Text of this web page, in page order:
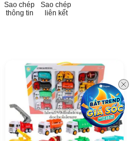
Sao chép
thông tin
Sao chép
liên kết